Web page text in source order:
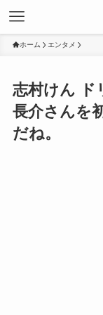
ホーム エンタメ
志村けん ド
長介さんを
だね。